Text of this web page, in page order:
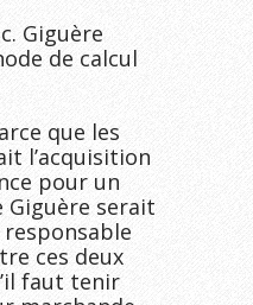
Giguère
de calcul
que les
l’acquisition
pour un
Giguère serait
ces deux
faut tenir